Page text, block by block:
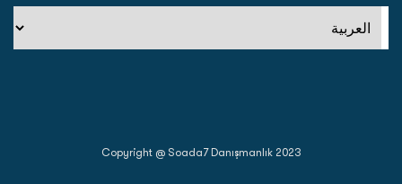
اختر
Copyright @ Soada7 Danışmanlık 2023